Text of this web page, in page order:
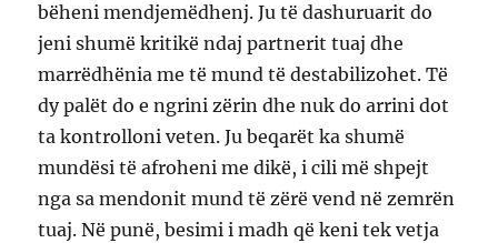
bëheni mendjemëdhenj. Ju të dashuruarit do
jeni shumë kritikë ndaj partnerit tuaj dhe
marrëdhënia me të mund të destabilizohet. Të
dy palët do e ngrini zërin dhe nuk do arrini dot
ta kontrolloni veten. Ju beqarët ka shumë
mundësi të afroheni me dikë, i cili më shpejt
nga sa mendonit mund të zërë vend në zemrën
tuaj. Në punë, besimi i madh që keni tek vetja